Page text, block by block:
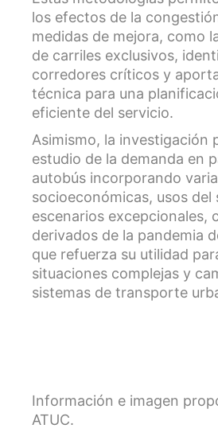
los efectos de la
medidas de mejora, como
de carriles exclusivos,
corredores críticos y
técnica para una
eficiente del servicio.
Asimismo, la investigación
estudio de la demanda en
autobús incorporando
socioeconómicas, usos del
escenarios excepcionales,
derivados de la pandemia
que refuerza su utilidad
situaciones complejas y
sistemas de transporte
Información e imagen
ATUC.